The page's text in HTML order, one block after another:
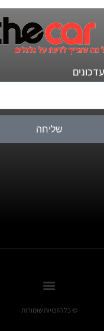
שליחה
© כל הזכויות שומורות